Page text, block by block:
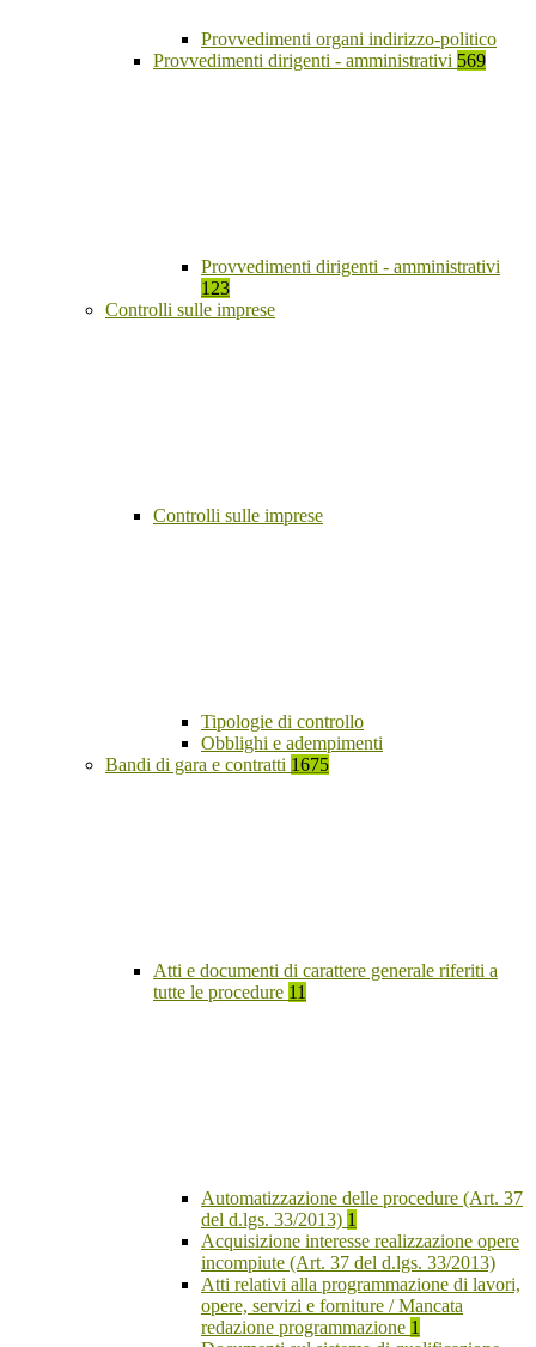
Provvedimenti organi indirizzo-politico
Provvedimenti dirigenti - amministrativi 569
Provvedimenti dirigenti - amministrativi
123
Controlli sulle imprese
Controlli sulle imprese
Tipologie di controllo
Obblighi e adempimenti
Bandi di gara e contratti 1675
Atti e documenti di carattere generale riferiti a
tutte le procedure 11
Automatizzazione delle procedure (Art. 37
del d.lgs. 33/2013) 1
Acquisizione interesse realizzazione opere
incompiute (Art. 37 del d.lgs. 33/2013)
Atti relativi alla programmazione di lavori,
opere, servizi e forniture / Mancata
redazione programmazione 1